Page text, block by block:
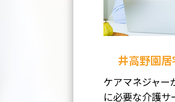
井高野園
ケアマネジャー
に必要な介護